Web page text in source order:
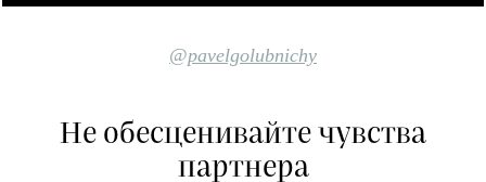
@pavelgolubnichy
Не обесценивайте чувства
партнера